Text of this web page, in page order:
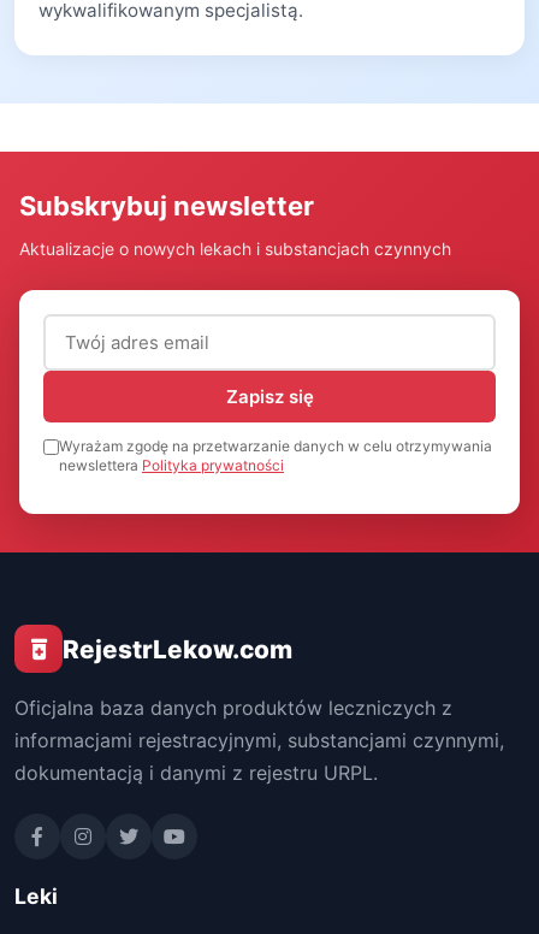
wykwalifikowanym specjalistą.
Subskrybuj newsletter
Aktualizacje o nowych lekach i substancjach czynnych
Adres email (wymagany)
Zapisz się
Wyrażam zgodę na przetwarzanie danych w celu otrzymywania
newslettera Polityka prywatności
RejestrLekow.com
Oficjalna baza danych produktów leczniczych z
informacjami rejestracyjnymi, substancjami czynnymi,
dokumentacją i danymi z rejestru URPL.
Leki